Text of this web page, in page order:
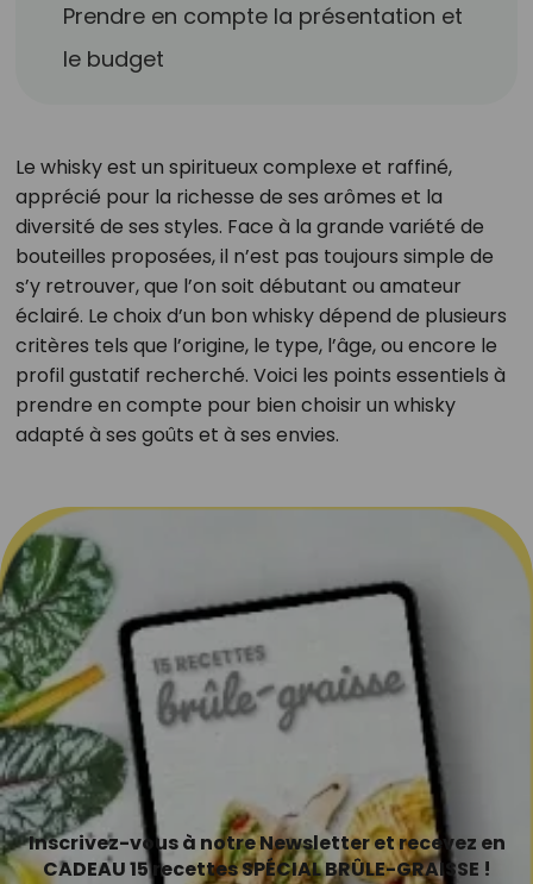
Prendre en compte la présentation et
le budget
Le whisky est un spiritueux complexe et raffiné,
apprécié pour la richesse de ses arômes et la
diversité de ses styles. Face à la grande variété de
bouteilles proposées, il n’est pas toujours simple de
s’y retrouver, que l’on soit débutant ou amateur
éclairé. Le choix d’un bon whisky dépend de plusieurs
critères tels que l’origine, le type, l’âge, ou encore le
profil gustatif recherché. Voici les points essentiels à
prendre en compte pour bien choisir un whisky
adapté à ses goûts et à ses envies.
Inscrivez-vous à notre Newsletter et recevez en
CADEAU 15 recettes SPÉCIAL BRÛLE-GRAISSE !